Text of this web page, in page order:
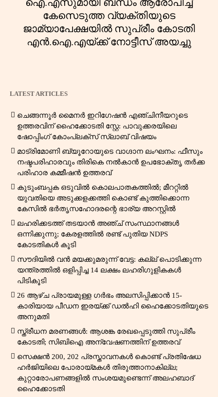
ഐ.എസുമായി ബന്ധം ആരോപിച്ച്
കേസെടുത്ത വ്യക്തിയുടെ
ജാമ്യാപേക്ഷയിൽ സുപ്രീം കോടതി
എൻ.ഐ.എയ്ക്ക് നോട്ടീസ് അയച്ചു
LATEST ARTICLES
ചെങ്ങന്നൂർ മൈനർ ഇറിഗേഷൻ എഞ്ചിനീയറുടെ
ഉത്തരവിന് ഹൈക്കോടതി സ്റ്റേ: പാവുക്കരയിലെ
ഷോപ്പിംഗ് കോംപ്ലക്സ് സ്ലാബ് വിഷയം
മാട്രിമോണി ബ്യൂറോയുടെ വാഗ്ദാന ലംഘനം: ഫീസും
നഷ്ടപരിഹാരവും തിരികെ നൽകാൻ ഉപഭോക്തൃ തർക്ക
പരിഹാര കമ്മീഷൻ ഉത്തരവ്
കുടുംബപ്പക ഒടുവിൽ കൊലപാതകത്തിൽ; മീററ്റിൽ
യുവതിയെ അടുക്കളക്കത്തി കൊണ്ട് കുത്തിക്കൊന്ന
കേസിൽ ഭർതൃസഹോദരന്റെ ഭാര്യ അറസ്റ്റിൽ
ലഹരിക്കടത്ത് തടയാൻ അഞ്ച് സംസ്ഥാനങ്ങൾ
ഒന്നിക്കുന്നു; കേരളത്തിൽ രണ്ട് പുതിയ NDPS
കോടതികൾ കൂടി
സൗദിയിൽ വൻ മയക്കുമരുന്ന് വേട്ട: കല്ല് പൊടിക്കുന്ന
യന്ത്രത്തിൽ ഒളിപ്പിച്ച 14 ലക്ഷം ലഹരിഗുളികകൾ
പിടികൂടി
26 ആഴ്ച പ്രായമുള്ള ഗർഭം അലസിപ്പിക്കാൻ 15-
കാരിയായ പീഡന ഇരയ്ക്ക് ഡൽഹി ഹൈക്കോടതിയുടെ
അനുമതി
സ്ത്രീധന മരണങ്ങൾ: ആശങ്ക രേഖപ്പെടുത്തി സുപ്രീം
കോടതി; സിബിഐ അന്വേഷണത്തിന് ഉത്തരവ്
സെക്ഷൻ 200, 202 പ്രസ്താവനകൾ കൊണ്ട് പ്രതിഷേധ
ഹർജിയിലെ പോരായ്മകൾ തിരുത്താനാകില്ല;
കുറ്റാരോപണങ്ങളിൽ സംശയമുണ്ടെന്ന് അലഹബാദ്
ഹൈക്കോടതി